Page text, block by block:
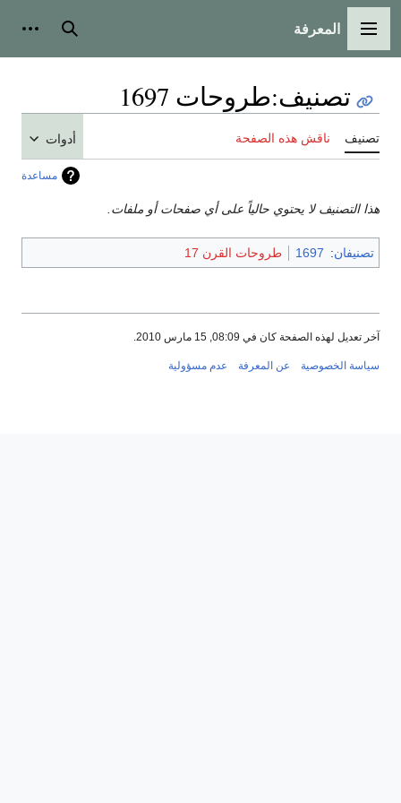
القائمة الرئيسية
المعرفة بحث
تصنيف:طروحات 1697
تصنيف ناقش هذه الصفحة أدوات
مساعدة
هذا التصنيف لا يحتوي حالياً على أي صفحات أو ملفات.
تصنيفان:
1697 طروحات القرن 17
آخر تعديل لهذه الصفحة كان في 08:09, 15 مارس 2010.
سياسة الخصوصية عن المعرفة عدم مسؤولية